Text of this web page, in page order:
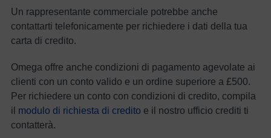
Un rappresentante commerciale potrebbe anche
contattarti telefonicamente per richiedere i dati della tua
carta di credito.
Omega offre anche condizioni di pagamento agevolate ai
clienti con un conto valido e un ordine superiore a £500.
Per richiedere un conto con condizioni di credito, compila
il modulo di richiesta di credito e il nostro ufficio crediti ti
contatterà.